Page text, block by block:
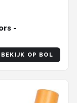
-
BEKIJK OP BOL